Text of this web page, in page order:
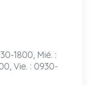
1800, Mié. :
Vie. : 0930-